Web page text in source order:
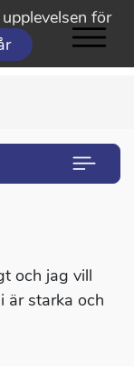
för
och jag vill
är starka och